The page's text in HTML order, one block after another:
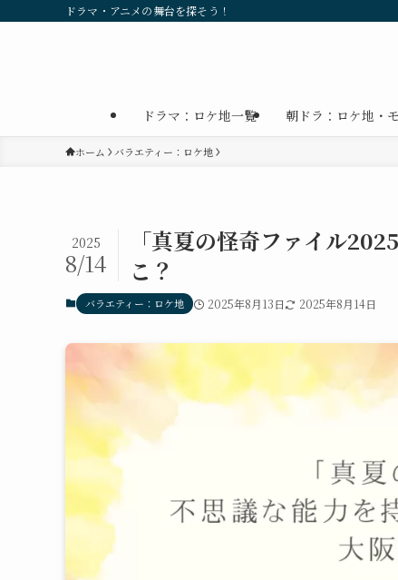
ドラマ・アニメの舞台を探そう！
ドラマ：ロケ地一覧 朝ドラ：ロケ地・
ホーム バラエティー：ロケ地
「真夏の怪奇ファイル
こ？
2025
8/14
バラエティー：ロケ地 2025年8月13日 2025年8月14日